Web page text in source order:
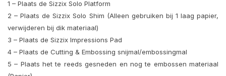
1 – Plaats de Sizzix Solo Platform
2 – Plaats de Sizzix Solo Shim (Alleen gebruiken bij 1 laag papier,
verwijderen bij dik materiaal)
3 – Plaats de Sizzix Impressions Pad
4 – Plaats de Cutting & Embossing snijmal/embossingmal
5 – Plaats het te reeds gesneden en nog te embossen materiaal